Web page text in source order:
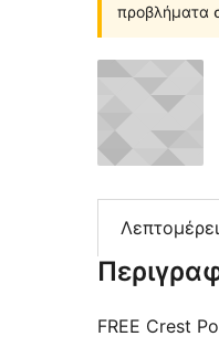
προβλήματα
FREE Crest